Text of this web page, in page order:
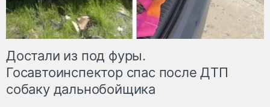
Достали из под фуры.
Госавтоинспектор спас после ДТП
собаку дальнобойщика